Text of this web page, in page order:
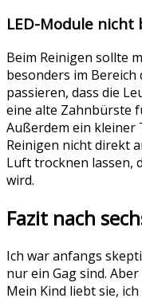
LED-Module nicht
Beim Reinigen sollte
besonders im Bereich
passieren, dass die
eine alte Zahnbürste
Außerdem ein kleiner
Reinigen nicht direkt
Luft trocknen lassen,
wird.
Fazit nach
Ich war anfangs
nur ein Gag sind.
Mein Kind liebt sie,